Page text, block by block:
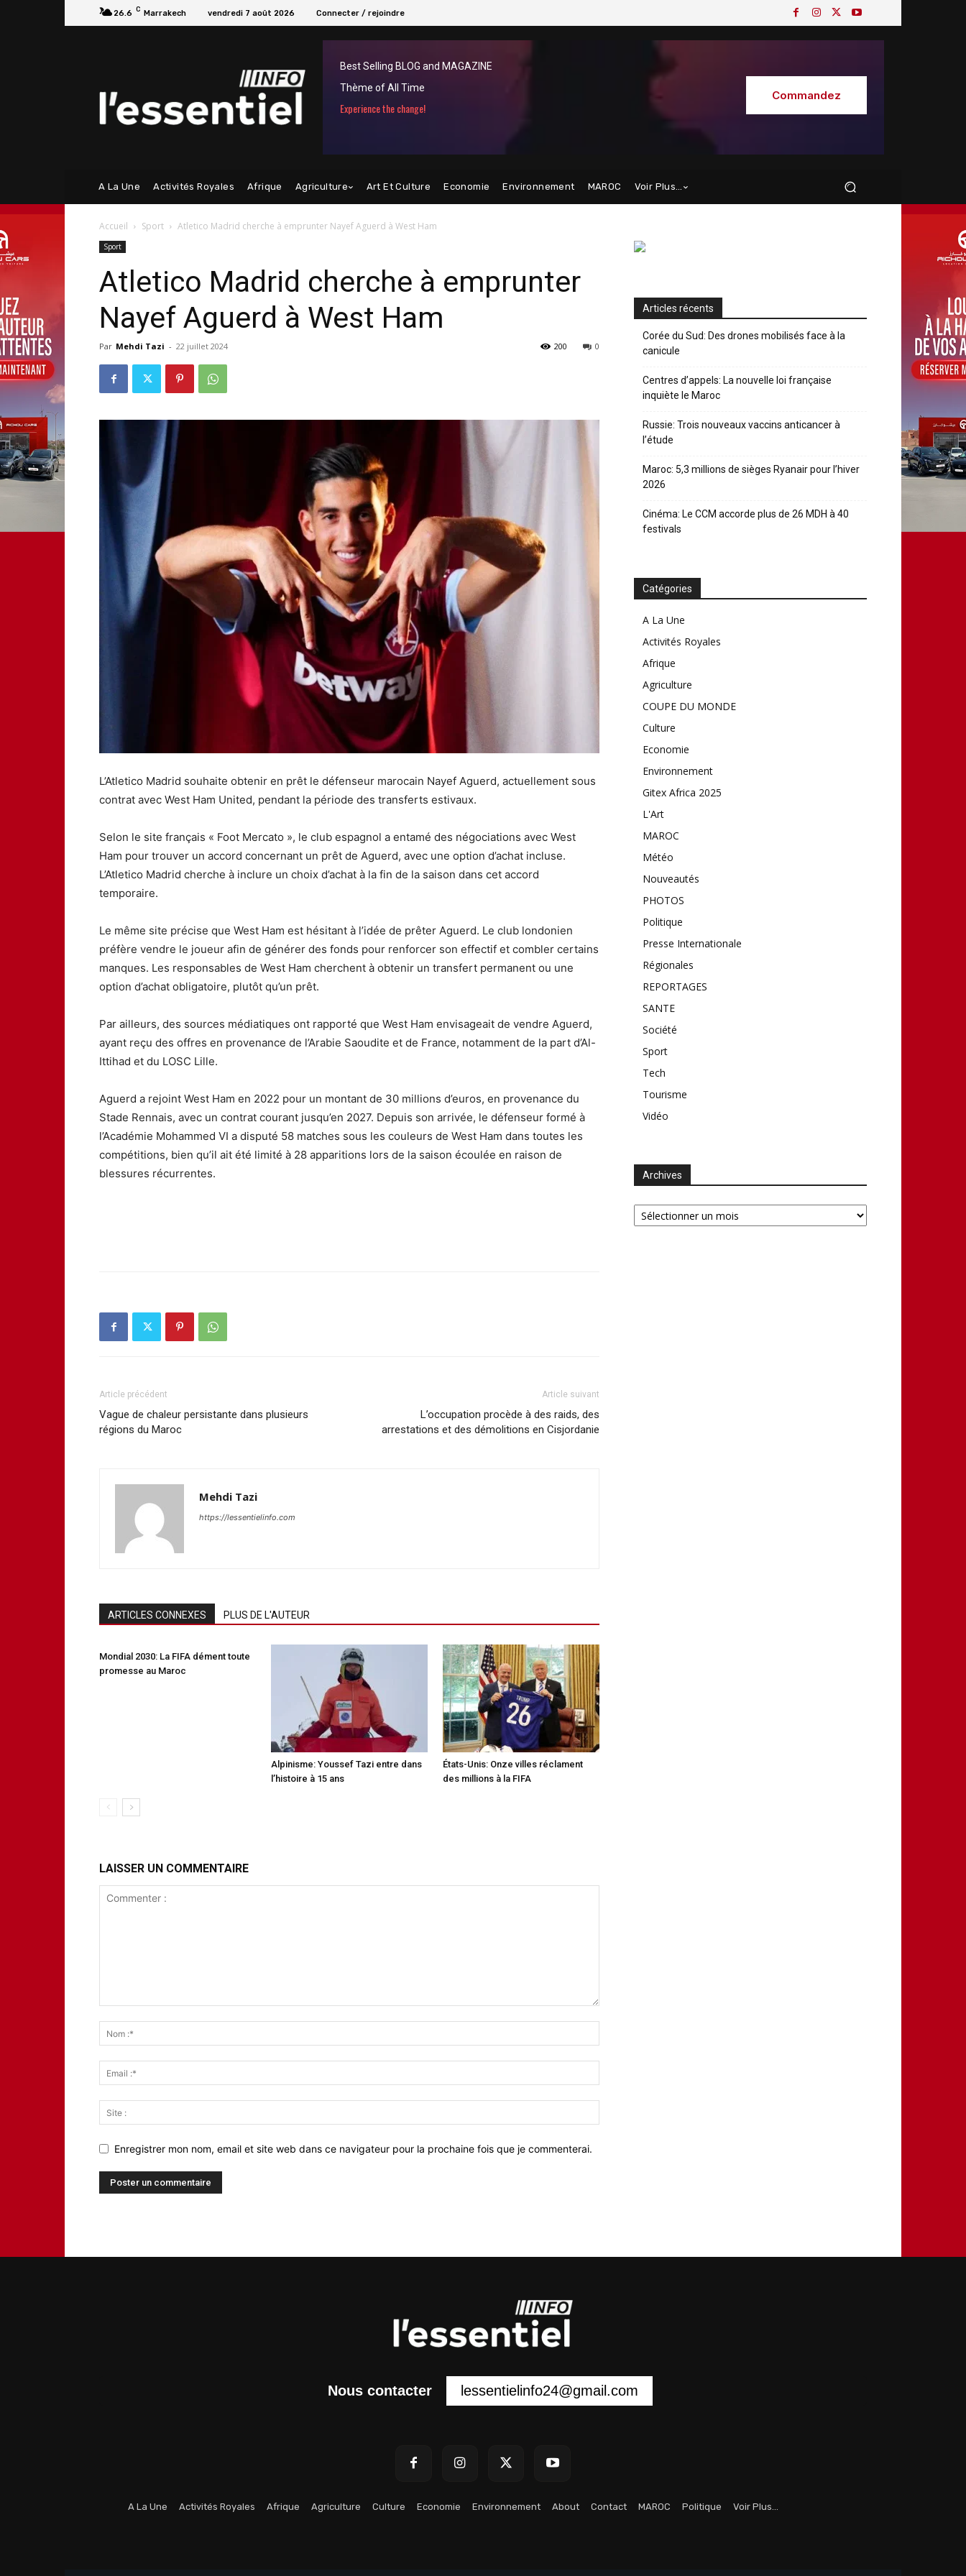
26.6 C Marrakech vendredi 7 août 2026 Connecter / rejoindre
Best Selling BLOG and MAGAZINE
Thème of All Time
Experience the change!
Commandez
A La Une Activités Royales Afrique Agriculture Art Et Culture Economie Environnement MAROC Voir Plus…
Accueil Sport Atletico Madrid cherche à emprunter Nayef Aguerd à West Ham
Sport
Atletico Madrid cherche à emprunter
Nayef Aguerd à West Ham
Par Mehdi Tazi - 22 juillet 2024 0
200
L’Atletico Madrid souhaite obtenir en prêt le défenseur marocain Nayef Aguerd, actuellement sous
contrat avec West Ham United, pendant la période des transferts estivaux.
Selon le site français « Foot Mercato », le club espagnol a entamé des négociations avec West
Ham pour trouver un accord concernant un prêt de Aguerd, avec une option d’achat incluse.
L’Atletico Madrid cherche à inclure un choix d’achat à la fin de la saison dans cet accord
temporaire.
Le même site précise que West Ham est hésitant à l’idée de prêter Aguerd. Le club londonien
préfère vendre le joueur afin de générer des fonds pour renforcer son effectif et combler certains
manques. Les responsables de West Ham cherchent à obtenir un transfert permanent ou une
option d’achat obligatoire, plutôt qu’un prêt.
Par ailleurs, des sources médiatiques ont rapporté que West Ham envisageait de vendre Aguerd,
ayant reçu des offres en provenance de l’Arabie Saoudite et de France, notamment de la part d’Al-
Ittihad et du LOSC Lille.
Aguerd a rejoint West Ham en 2022 pour un montant de 30 millions d’euros, en provenance du
Stade Rennais, avec un contrat courant jusqu’en 2027. Depuis son arrivée, le défenseur formé à
l’Académie Mohammed VI a disputé 58 matches sous les couleurs de West Ham dans toutes les
compétitions, bien qu’il ait été limité à 28 apparitions lors de la saison écoulée en raison de
blessures récurrentes.
Article précédent
Vague de chaleur persistante dans plusieurs
régions du Maroc
Article suivant
L’occupation procède à des raids, des
arrestations et des démolitions en Cisjordanie
Mehdi Tazi
https://lessentielinfo.com
ARTICLES CONNEXES PLUS DE L'AUTEUR
Mondial 2030: La FIFA dément toute
promesse au Maroc
Alpinisme: Youssef Tazi entre dans
l’histoire à 15 ans
États-Unis: Onze villes réclament
des millions à la FIFA
LAISSER UN COMMENTAIRE
Enregistrer mon nom, email et site web dans ce navigateur pour la prochaine fois que je commenterai.
Articles récents
Corée du Sud: Des drones mobilisés face à la
canicule
Centres d’appels: La nouvelle loi française
inquiète le Maroc
Russie: Trois nouveaux vaccins anticancer à
l’étude
Maroc: 5,3 millions de sièges Ryanair pour l’hiver
2026
Cinéma: Le CCM accorde plus de 26 MDH à 40
festivals
Catégories
A La Une
Activités Royales
Afrique
Agriculture
COUPE DU MONDE
Culture
Economie
Environnement
Gitex Africa 2025
L'Art
MAROC
Météo
Nouveautés
PHOTOS
Politique
Presse Internationale
Régionales
REPORTAGES
SANTE
Société
Sport
Tech
Tourisme
Vidéo
Archives
Archives
Nous contacter lessentielinfo24@gmail.com
A La Une Activités Royales Afrique Agriculture Culture Economie Environnement About Contact MAROC Politique Voir Plus…